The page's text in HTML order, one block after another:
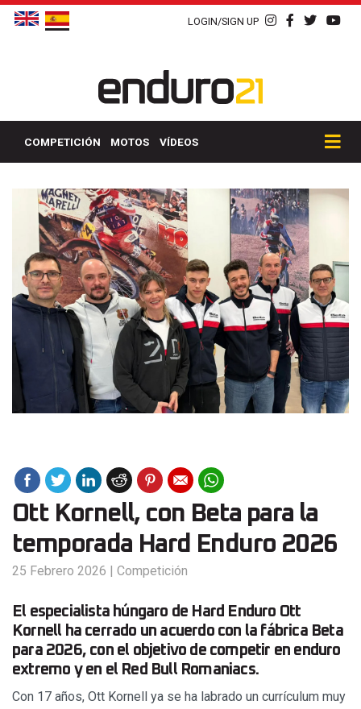
LOGIN/SIGN UP
COMPETICIÓN MOTOS VÍDEOS
Ott Kornell, con Beta para la
temporada Hard Enduro 2026
25 Febrero 2026 | Competición
El especialista húngaro de Hard Enduro Ott
Kornell ha cerrado un acuerdo con la fábrica Beta
para 2026, con el objetivo de competir en enduro
extremo y en el Red Bull Romaniacs.
Con 17 años, Ott Kornell ya se ha labrado un currículum muy